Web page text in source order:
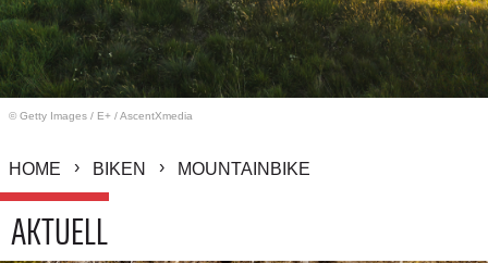
© Getty Images / E+ / AscentXmedia
HOME BIKEN MOUNTAINBIKE
AKTUELL